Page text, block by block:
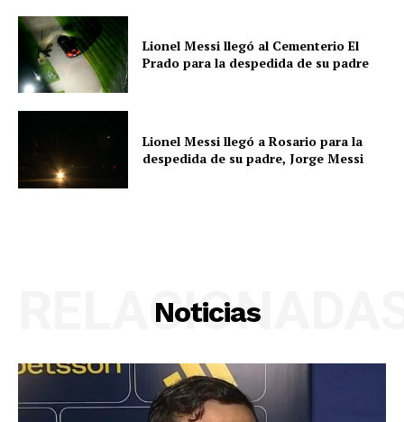
Lionel Messi llegó al Cementerio El
Prado para la despedida de su padre
Lionel Messi llegó a Rosario para la
despedida de su padre, Jorge Messi
Noticias